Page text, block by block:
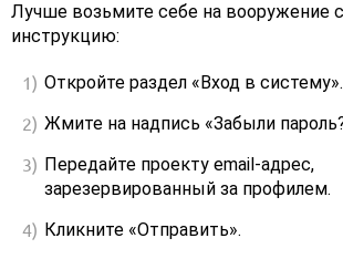
Лучше возьмите себе на вооружение
инструкцию:
Откройте раздел «Вход в систему».
Жмите на надпись «Забыли
Передайте проекту email-адрес,
зарезервированный за профилем.
Кликните «Отправить».